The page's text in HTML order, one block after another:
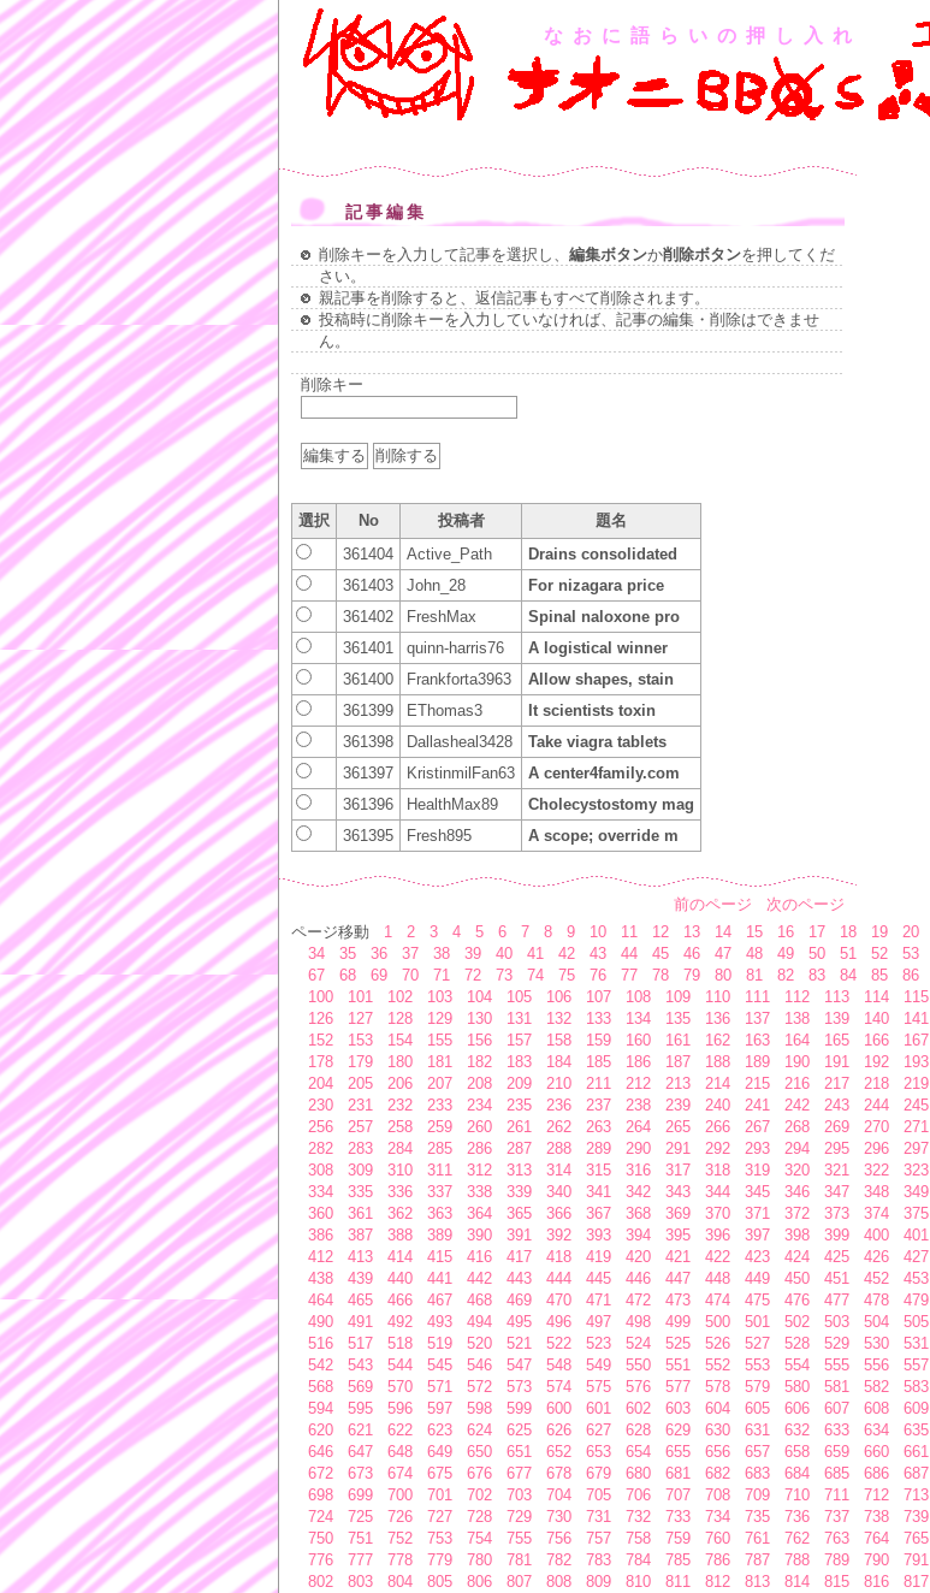
なおに語らいの押し入れ
記事編集
削除キーを入力して記事を選択し、 編集ボタンか削除ボタンを押してくだ
さい。
親記事を削除すると、返信記事もすべて削除されます。
投稿時に削除キーを入力していなければ、記事の編集・削除はできませ
ん。
削除キー
選択 No 投稿者
題名
361404
Active_Path
Drains consolidated
361403
John_28
For nizagara price
361402
FreshMax
Spinal naloxone pro
361401
quinn-harris76
A logistical winner
361400
Frankforta3963
Allow shapes, stain
361399
EThomas3
It scientists toxin
361398
Dallasheal3428
Take viagra tablets
361397
KristinmilFan63
A center4family.com
361396
HealthMax89
Cholecystostomy mag
361395
Fresh895 A scope; override m
前のページ
次のページ
ページ移動
1 2 3 4 5 6 7 8 9 10 11 12 13 14 15 16 17 18 19 20
34
35 36 37 38 39 40 41 42 43 44 45 46 47 48 49 50 51 52 53
67
68 69 70 71 72 73 74 75 76 77 78 79 80 81 82 83 84 85 86
100
101 102 103 104 105 106 107 108 109 110 111 112 113 114 115
126
127 128 129 130 131 132 133 134 135 136 137 138 139 140 141
152
153 154 155 156 157 158 159 160 161 162 163 164 165 166 167
178
179 180 181 182 183 184 185 186 187 188 189 190 191 192 193
204
205 206 207 208 209 210 211 212 213 214 215 216 217 218 219
230
231 232 233 234 235 236 237 238 239 240 241 242 243 244 245
256
257 258 259 260 261 262 263 264 265 266 267 268 269 270 271
282
283 284 285 286 287 288 289 290 291 292 293 294 295 296 297
308
309 310 311 312 313 314 315 316 317 318 319 320 321 322 323
334
335 336 337 338 339 340 341 342 343 344 345 346 347 348 349
360
361 362 363 364 365 366 367 368 369 370 371 372 373 374 375
386
387 388 389 390 391 392 393 394 395 396 397 398 399 400 401
412
413 414 415 416 417 418 419 420 421 422 423 424 425 426 427
438
439 440 441 442 443 444 445 446 447 448 449 450 451 452 453
464
465 466 467 468 469 470 471 472 473 474 475 476 477 478 479
490
491 492 493 494 495 496 497 498 499 500 501 502 503 504 505
516
517 518 519 520 521 522 523 524 525 526 527 528 529 530 531
542
543 544 545 546 547 548 549 550 551 552 553 554 555 556 557
568
569 570 571 572 573 574 575 576 577 578 579 580 581 582 583
594
595 596 597 598 599 600 601 602 603 604 605 606 607 608 609
620
621 622 623 624 625 626 627 628 629 630 631 632 633 634 635
646
647 648 649 650 651 652 653 654 655 656 657 658 659 660 661
672
673 674 675 676 677 678 679 680 681 682 683 684 685 686 687
698
699 700 701 702 703 704 705 706 707 708 709 710 711 712 713
724
725 726 727 728 729 730 731 732 733 734 735 736 737 738 739
750
751 752 753 754 755 756 757 758 759 760 761 762 763 764 765
776
777 778 779 780 781 782 783 784 785 786 787 788 789 790 791
802
803 804 805 806 807 808 809 810 811 812 813 814 815 816 817